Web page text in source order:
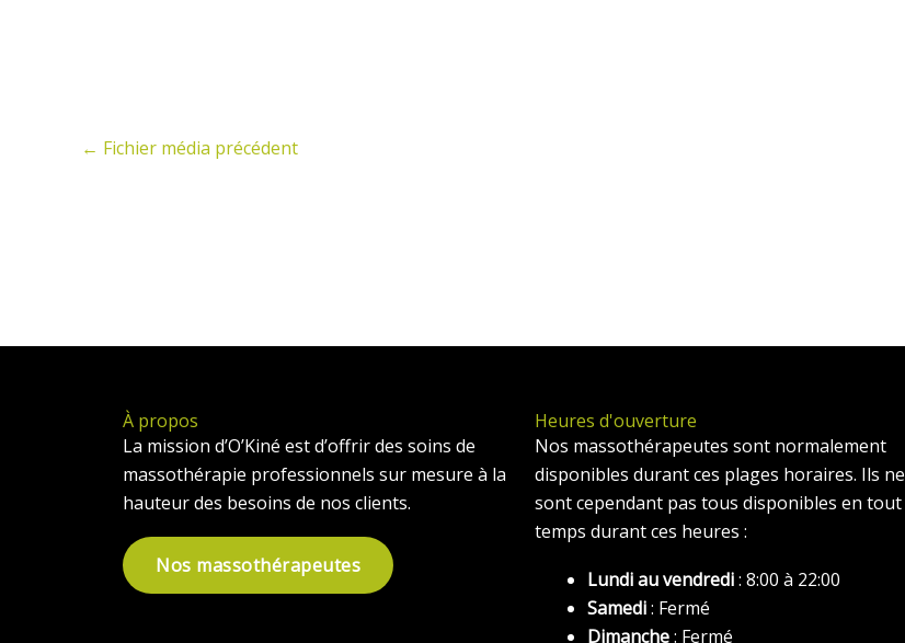
← Fichier média précédent
À propos
La mission d’O’Kiné est d’offrir des soins de
massothérapie professionnels sur mesure à la
hauteur des besoins de nos clients.
Nos massothérapeutes
Heures d'ouverture
Nos massothérapeutes sont normalement
disponibles durant ces plages horaires. Ils ne
sont cependant pas tous disponibles en tout
temps durant ces heures :
Lundi au vendredi: 8:00 à 22:00
Samedi: Fermé
Dimanche: Fermé